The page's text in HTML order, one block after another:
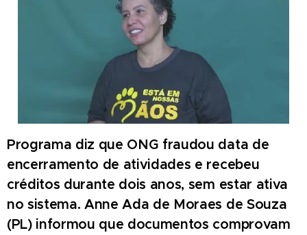
Programa diz que ONG fraudou data de
encerramento de atividades e recebeu
créditos durante dois anos, sem estar ativa
no sistema. Anne Ada de Moraes de Souza
(PL) informou que documentos comprovam